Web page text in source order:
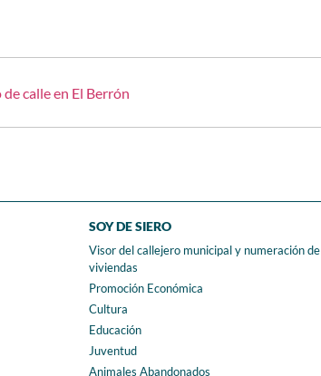
calle en El Berrón
SOY DE SIERO
Visor del callejero municipal y numeración de
viviendas
Promoción Económica
Cultura
Educación
Juventud
Animales Abandonados